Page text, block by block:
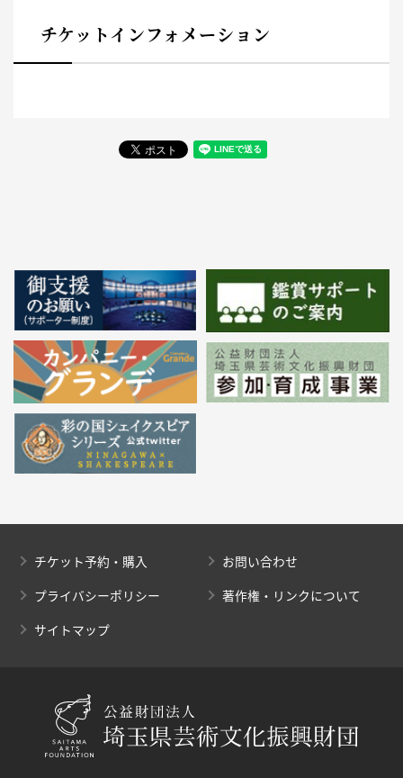
チケットインフォメーション
チケット予約・購入
お問い合わせ
プライバシーポリシー
著作権・リンクについて
サイトマップ